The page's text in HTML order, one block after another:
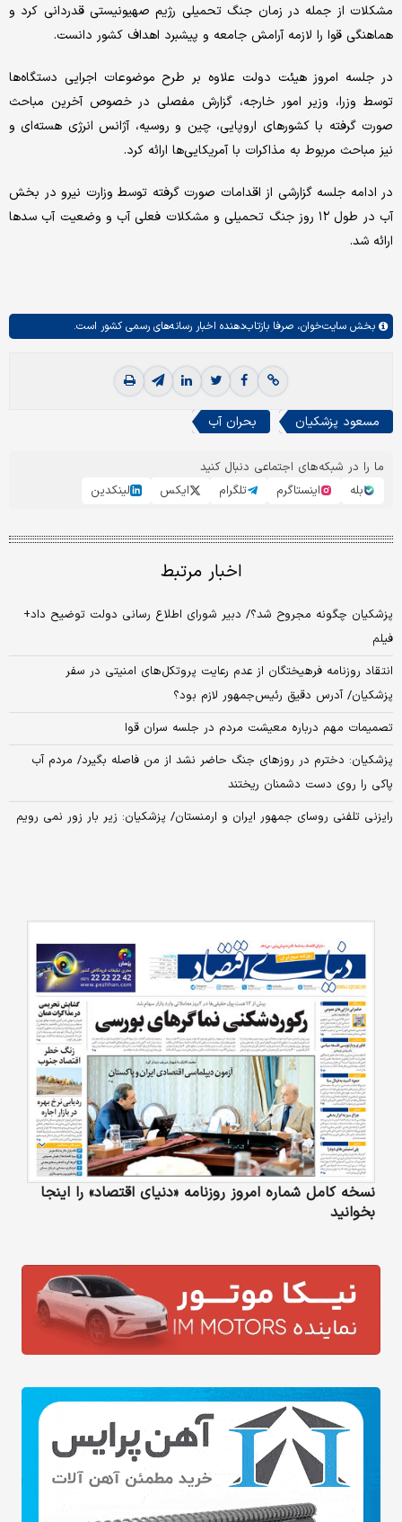
مشکلات از جمله در زمان جنگ تحمیلی رژیم صهیونیستی قدردانی کرد و
هماهنگی قوا را لازمه آرامش جامعه و پیشبرد اهداف کشور دانست.
در جلسه امروز هیئت دولت علاوه بر طرح موضوعات اجرایی دستگاه‌ها
توسط وزرا، وزیر امور خارجه، گزارش مفصلی در خصوص آخرین مباحث
صورت گرفته با کشورهای اروپایی، چین و روسیه، آژانس انرژی هسته‌ای و
نیز مباحث مربوط به مذاکرات با آمریکایی‌ها ارائه کرد.
در ادامه جلسه گزارشی از اقدامات صورت گرفته توسط وزارت نیرو در بخش
آب در طول ۱۲ روز جنگ تحمیلی و مشکلات فعلی آب و وضعیت آب سدها
ارائه شد.
بخش سایت‌خوان، صرفا بازتاب‌دهنده اخبار رسانه‌های رسمی کشور است.
مسعود پزشکیان بحران آب
ما را در شبکه‌های اجتماعی دنبال کنید
بله
اینستاگرم تلگرام ایکس لینکدین
اخبار مرتبط
پزشکیان چگونه مجروح شد؟/ دبیر شورای اطلاع رسانی دولت توضیح داد+
فیلم
انتقاد روزنامه فرهیختگان از عدم رعایت پروتکل‌های امنیتی در سفر
پزشکیان/ آدرس دقیق رئیس‌جمهور لازم بود؟
تصمیمات مهم درباره معیشت مردم در جلسه سران قوا
پزشکیان: دخترم در روزهای جنگ حاضر نشد از من فاصله بگیرد/ مردم آب
پاکی را روی دست دشمنان ریختند
رایزنی تلفنی روسای جمهور ایران و ارمنستان/ پزشکیان: زیر بار زور نمی‌ رویم
نسخه کامل شماره امروز روزنامه «دنیای‌ اقتصاد» را اینجا
بخوانید